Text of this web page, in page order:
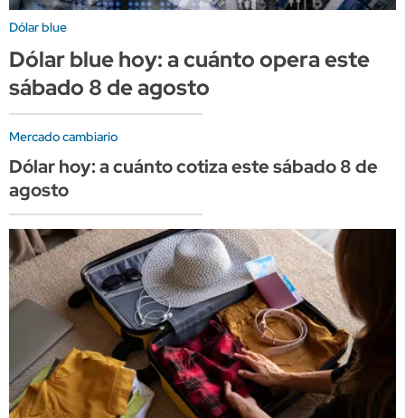
Dólar blue
Dólar blue hoy: a cuánto opera este
sábado 8 de agosto
Mercado cambiario
Dólar hoy: a cuánto cotiza este sábado 8 de
agosto